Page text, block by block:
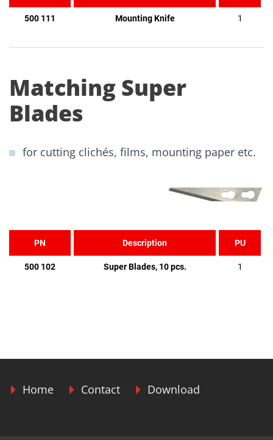
500 111 Mounting Knife 1
Matching Super
Blades
for cutting clichés, films, mounting paper etc.
PN Description PU
500 102 Super Blades, 10 pcs. 1
Home Contact Download